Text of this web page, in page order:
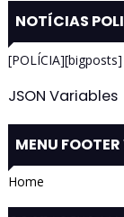
NOTÍCIAS
[POLÍCIA][bigposts]
JSON Variables
MENU
Home